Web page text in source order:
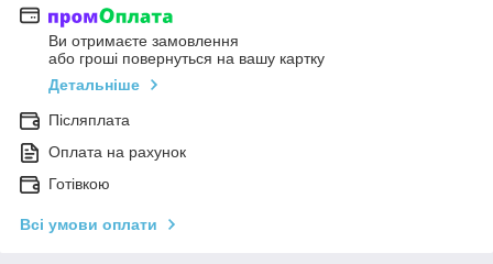
Ви отримаєте замовлення
або гроші повернуться на вашу картку
Детальніше
Післяплата
Оплата на рахунок
Готівкою
Всі умови оплати